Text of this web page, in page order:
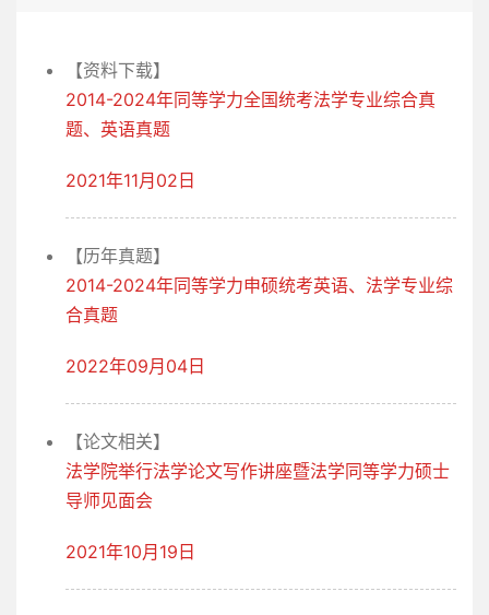
【资料下载】
2014-2024年同等学力全国统考法学专业综合真
题、英语真题
2021年11月02日
【历年真题】
2014-2024年同等学力申硕统考英语、法学专业综
合真题
2022年09月04日
【论文相关】
法学院举行法学论文写作讲座暨法学同等学力硕士
导师见面会
2021年10月19日